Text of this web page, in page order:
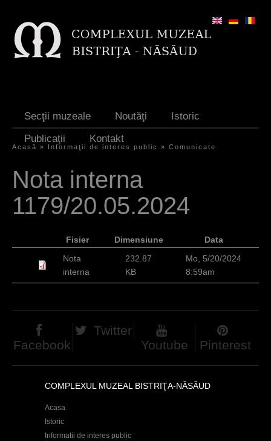
Secţii muzeale Noutăţi
Istoric
Publicaţii
Kontakt
i
e
i
d
e
r
Acasă » Informaţii de interes public » Comunicate
Nota interna
1179/20.05.2024
Fisier Dimensiune
Data
Nota
interna
232.87
KB
Mo, 5/20/2024
8:59am
Facebook
Twitter
Youtube
Pinterest
COMPLEXUL MUZEAL BISTRIŢA-NĂSĂUD
Acasa
Istoric
Informatii de interes public